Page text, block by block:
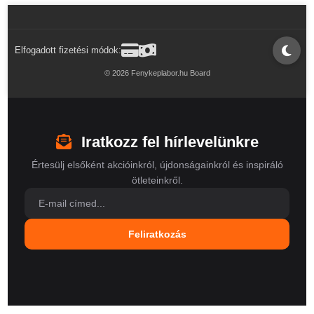
Elfogadott fizetési módok:
© 2026 Fenykeplabor.hu Board
Iratkozz fel hírlevelünkre
Értesülj elsőként akcióinkról, újdonságainkról és inspiráló
ötleteinkről.
Feliratkozás